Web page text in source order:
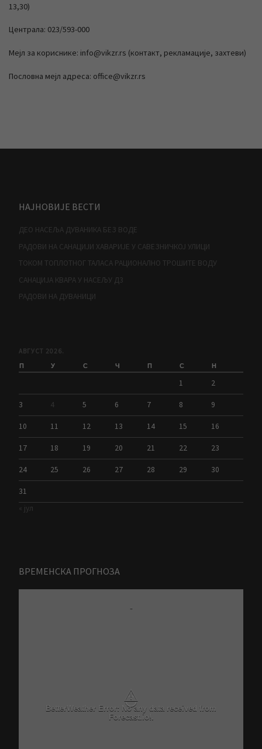
13,30)
Централа: 023/593-000
Мејл за кориснике: info@vikzr.rs (контакт, рекламације, захтеви)
Пословна мејл адреса: office@vikzr.rs
НАЈНОВИЈЕ ВЕСТИ
ДЕО НАСЕЉА ДУВАНИКА БЕЗ ВОДЕ
РАДОВИ НА САНАЦИЈИ ХАВАРИЈЕ У САВЕЗНИЧКОЈ УЛИЦИ
ТОКОМ ТОПЛОТНОГ ТАЛАСА РАЦИОНАЛНО ТРОШИТЕ ВОДУ
САНАЦИЈА КВАРА У НАСЕЉУ Д3
РАДОВИ НА ДУВАНИЦИ
АВГУСТ 2026.
П У С Ч П С Н
1 2
3 4 5 6 7 8 9
10 11 12 13 14 15 16
17 18 19 20 21 22 23
24 25 26 27 28 29 30
31
« јул
ВРЕМЕНСКА ПРОГНОЗА
-
⚠
BetterWeather Error: No any data received from
Forecast.io!.